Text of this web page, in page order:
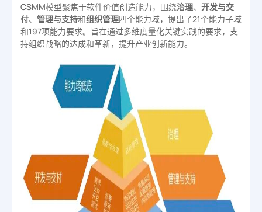
CSMM模型聚焦于软件价值创造能力，围绕治理、 开发与交
付、 管理与支持和组织管理四个能力域，提出了21个能力子域
和197项能力要求。旨在通过多维度量化关键实践的要求，支
持组织战略的达成和革新，提升产业创新能力。